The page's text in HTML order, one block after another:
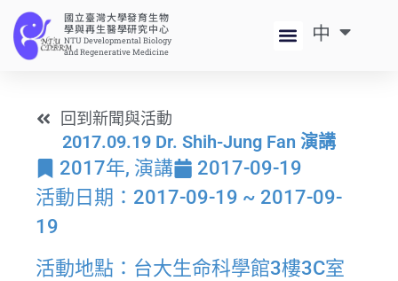
國立臺灣大學發育生物
學與再生醫學研究中心
NTU Developmental Biology
and Regenerative Medicine
中
EN
回到新聞與活動
2017.09.19 Dr. Shih-Jung Fan 演講
2017年, 演講
2017-09-19
活動日期：2017-09-19 ~ 2017-09-
19
活動地點：台大生命科學館3樓3C室